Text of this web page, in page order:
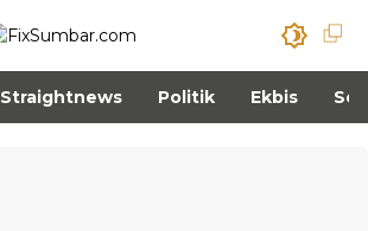
Straightnews Politik Ekbis